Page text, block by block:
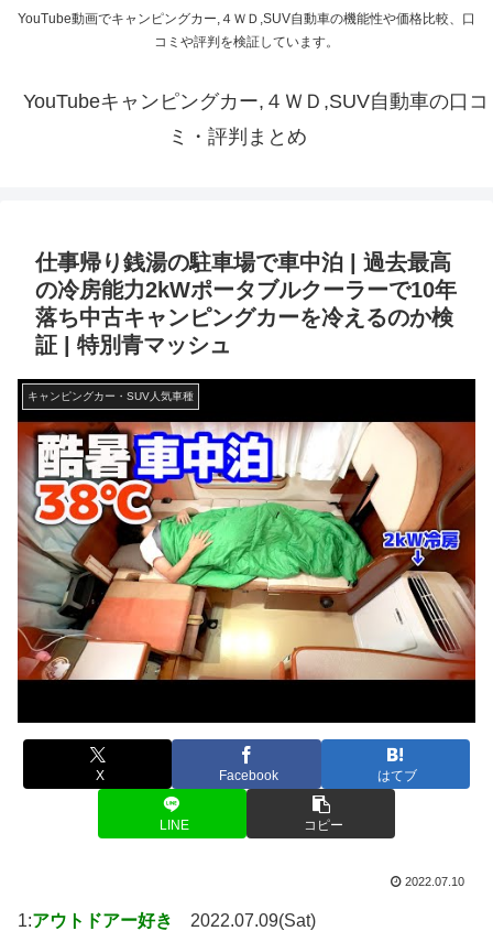
YouTube動画でキャンピングカー,４ＷＤ,SUV自動車の機能性や価格比較、口
コミや評判を検証しています。
YouTubeキャンピングカー,４ＷＤ,SUV自動車の口コ
ミ・評判まとめ
仕事帰り銭湯の駐車場で車中泊 | 過去最高
の冷房能力2kWポータブルクーラーで10年
落ち中古キャンピングカーを冷えるのか検
証 | 特別青マッシュ
キャンピングカー・SUV人気車種
X Facebook はてブ
LINE コピー
2022.07.10
1:アウトドアー好き 2022.07.09(Sat)